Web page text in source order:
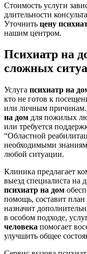
Стоимость услуги
длительности
Уточнить цену
нашим центром.
Психиатр на
сложных
Услуга психиатр на
кто не готов к
или личным причинам.
на дом для пожилых
или требуется
“Областной
необходимыми
любой ситуации.
Клиника предлагает
выезд специалиста на
психиатр на дом
помощь, составит
назначит
в особом подходе,
человека помогает
улучшить общее